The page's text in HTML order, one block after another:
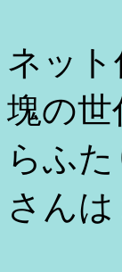
ネッ
塊の
らふ
さん